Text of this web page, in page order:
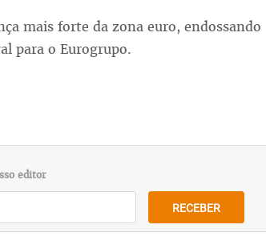
mais forte da zona euro, endossando
para o Eurogrupo.
editor
RECEBER